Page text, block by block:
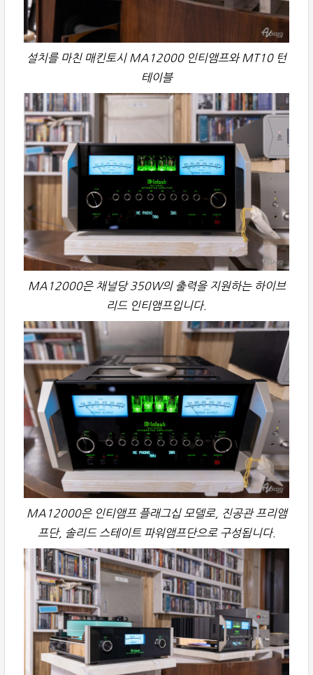
설치를 마친 매킨토시 MA12000 인티앰프와 MT10 턴
테이블
MA12000은 채널당 350W의 출력을 지원하는 하이브
리드 인티앰프입니다.
MA12000은 인티앰프 플래그십 모델로, 진공관 프리앰
프단, 솔리드 스테이트 파워앰프단으로 구성됩니다.